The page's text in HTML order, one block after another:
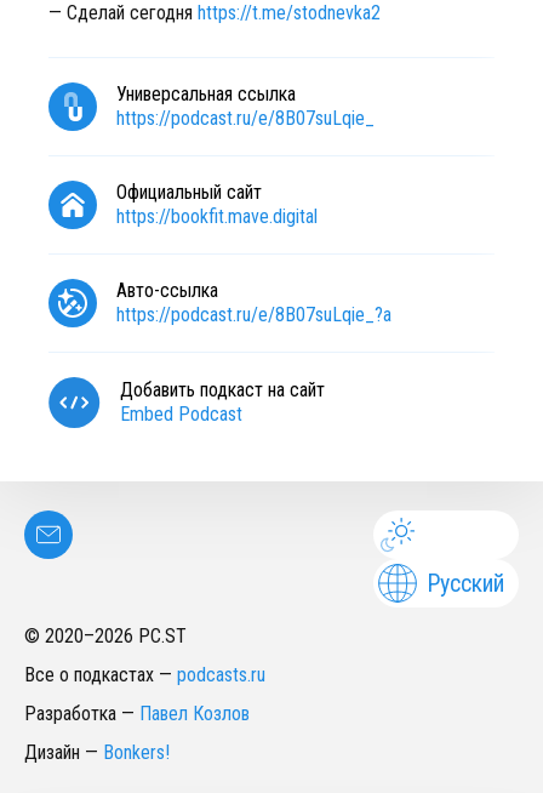
— Сделай сегодня https://t.me/stodnevka2
Универсальная ссылка
https://podcast.ru/e/8B07suLqie_
Официальный сайт
https://bookfit.mave.digital
Авто-ссылка
https://podcast.ru/e/8B07suLqie_?a
Добавить подкаст на сайт
Embed Podcast
Русский
© 2020–2026 PC.ST
Все о подкастах — podcasts.ru
Разработка — Павел Козлов
Дизайн — Bonkers!